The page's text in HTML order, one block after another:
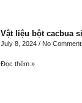
Vật liệu bột cacbua
July 8, 2024 No
Đọc thêm »